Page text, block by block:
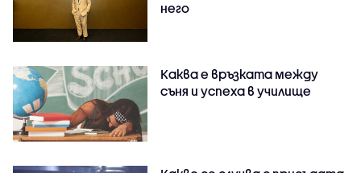
него
Каква е връзката между
съня и успеха в училище